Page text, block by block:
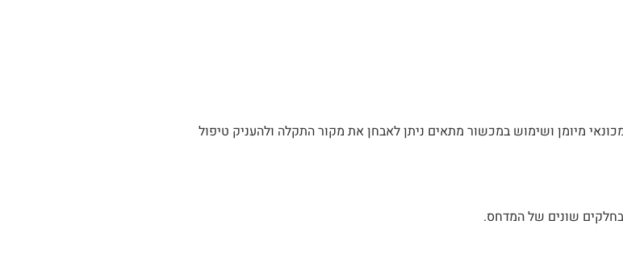
מיומן ושימוש במכשור מתאים ניתן לאבחן את מקור התקלה ולהעניק טיפול
שונים של המדחס.